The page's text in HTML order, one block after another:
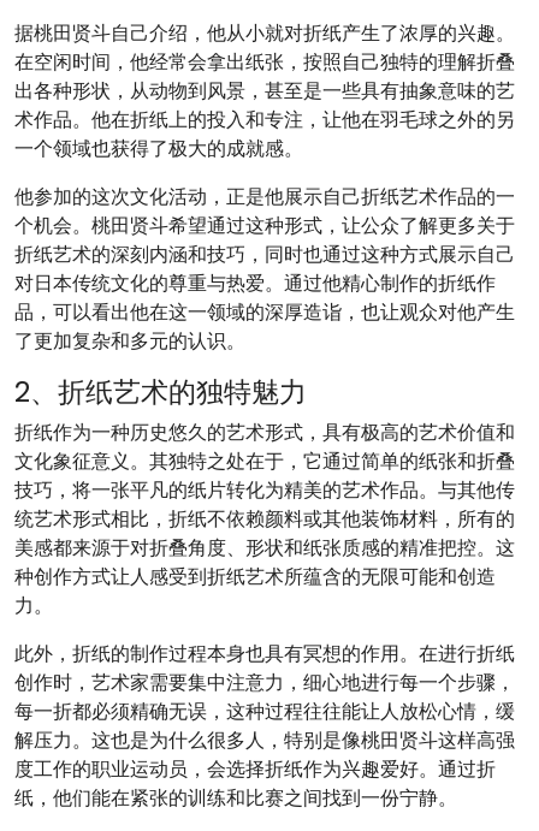
据桃田贤斗自己介绍，他从小就对折纸产生了浓厚的兴趣。
在空闲时间，他经常会拿出纸张，按照自己独特的理解折叠
出各种形状，从动物到风景，甚至是一些具有抽象意味的艺
术作品。他在折纸上的投入和专注，让他在羽毛球之外的另
一个领域也获得了极大的成就感。
他参加的这次文化活动，正是他展示自己折纸艺术作品的一
个机会。桃田贤斗希望通过这种形式，让公众了解更多关于
折纸艺术的深刻内涵和技巧，同时也通过这种方式展示自己
对日本传统文化的尊重与热爱。通过他精心制作的折纸作
品，可以看出他在这一领域的深厚造诣，也让观众对他产生
了更加复杂和多元的认识。
2、折纸艺术的独特魅力
折纸作为一种历史悠久的艺术形式，具有极高的艺术价值和
文化象征意义。其独特之处在于，它通过简单的纸张和折叠
技巧，将一张平凡的纸片转化为精美的艺术作品。与其他传
统艺术形式相比，折纸不依赖颜料或其他装饰材料，所有的
美感都来源于对折叠角度、形状和纸张质感的精准把控。这
种创作方式让人感受到折纸艺术所蕴含的无限可能和创造
力。
此外，折纸的制作过程本身也具有冥想的作用。在进行折纸
创作时，艺术家需要集中注意力，细心地进行每一个步骤，
每一折都必须精确无误，这种过程往往能让人放松心情，缓
解压力。这也是为什么很多人，特别是像桃田贤斗这样高强
度工作的职业运动员，会选择折纸作为兴趣爱好。通过折
纸，他们能在紧张的训练和比赛之间找到一份宁静。